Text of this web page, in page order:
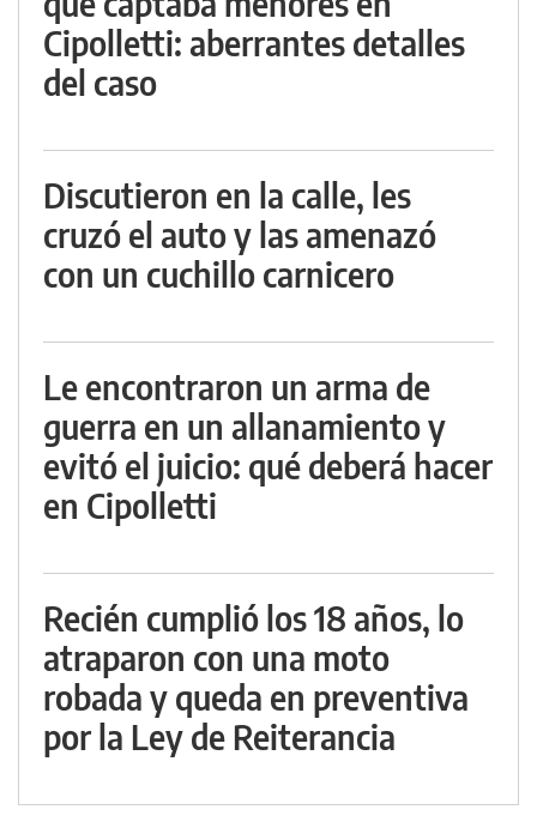
Cipolletti: aberrantes detalles
del caso
Discutieron en la calle, les
cruzó el auto y las amenazó
con un cuchillo carnicero
Le encontraron un arma de
guerra en un allanamiento y
evitó el juicio: qué deberá hacer
en Cipolletti
Recién cumplió los 18 años, lo
atraparon con una moto
robada y queda en preventiva
por la Ley de Reiterancia